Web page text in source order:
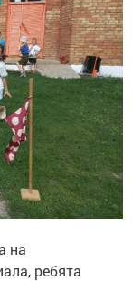
на
ребята